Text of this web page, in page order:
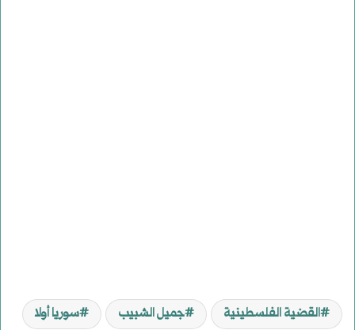
القضية الفلسطينية جميل الشبيب
سوريا أولا